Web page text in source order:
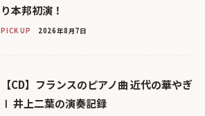
り本邦初演！
PICK UP 2026年8月7日
【CD】フランスのピアノ曲 近代の華やぎ
Ⅰ 井上二葉の演奏記録